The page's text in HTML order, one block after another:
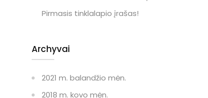
Pirmasis tinklalapio įrašas!
Archyvai
2021 m. balandžio mėn.
2018 m. kovo mėn.